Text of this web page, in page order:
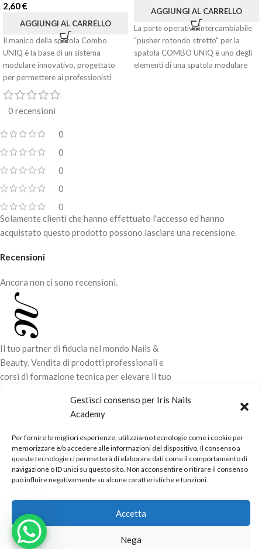
Gestisci consenso per Iris Nails
Academy
Per fornire le migliori esperienze, utilizziamo tecnologie come i cookie per
memorizzare e/o accedere alle informazioni del dispositivo. Il consenso a
queste tecnologie ci permetterà di elaborare dati come il comportamento di
navigazione o ID unici su questo sito. Non acconsentire o ritirare il consenso
può influire negativamente su alcune caratteristiche e funzioni.
Accetta
Nega
2,60€
AGGIUNGI AL CARRELLO
Il manico della spatola Combo
UNIQ è la base di un sistema
modulare innovativo, progettato
per permettere ai professionisti
della
AGGIUNGI AL CARRELLO
La parte operativa intercambiabile
"pusher rotondo stretto" per la
spatola COMBO UNIQ è uno degli
elementi di una spatola modulare
0 recensioni
0
0
0
0
0
Recensioni
Ancora non ci sono recensioni.
Solamente clienti che hanno effettuato l'accesso ed hanno
acquistato questo prodotto possono lasciare una recensione.
Il tuo partner di fiducia nel mondo Nails &
Beauty. Vendita di prodotti professionali e
corsi di formazione tecnica per elevare il tuo
LINK UTILI
ORARI NEGOZIO
Powered byReal.Pro.Webcopyright© 2026 in collaborazione con
Mac Sistemi